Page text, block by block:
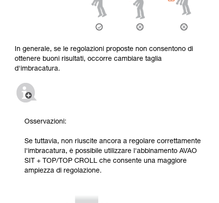
In generale, se le regolazioni proposte non consentono di
ottenere buoni risultati, occorre cambiare taglia
d'imbracatura.
Osservazioni:
Se tuttavia, non riuscite ancora a regolare correttamente
l'imbracatura, è possibile utilizzare l'abbinamento AVAO
SIT + TOP/TOP CROLL che consente una maggiore
ampiezza di regolazione.